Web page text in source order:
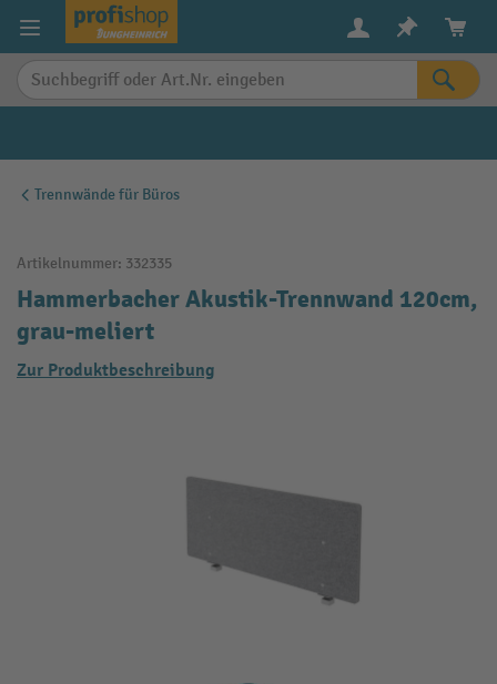
springen
Trennwände für Büros
Artikelnummer: 332335
Hammerbacher Akustik-Trennwand 120cm,
grau-meliert
Zur Produktbeschreibung